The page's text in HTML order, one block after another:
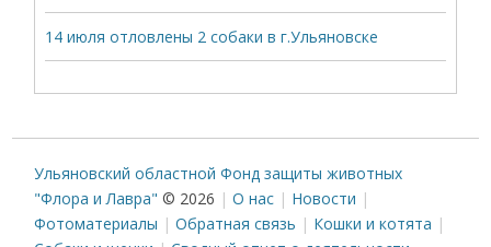
14 июля отловлены 2 собаки в г.Ульяновске
Ульяновский областной Фонд защиты животных
"Флора и Лавра" © 2026 О нас
Новости
Фотоматериалы
Обратная связь
Кошки и котята